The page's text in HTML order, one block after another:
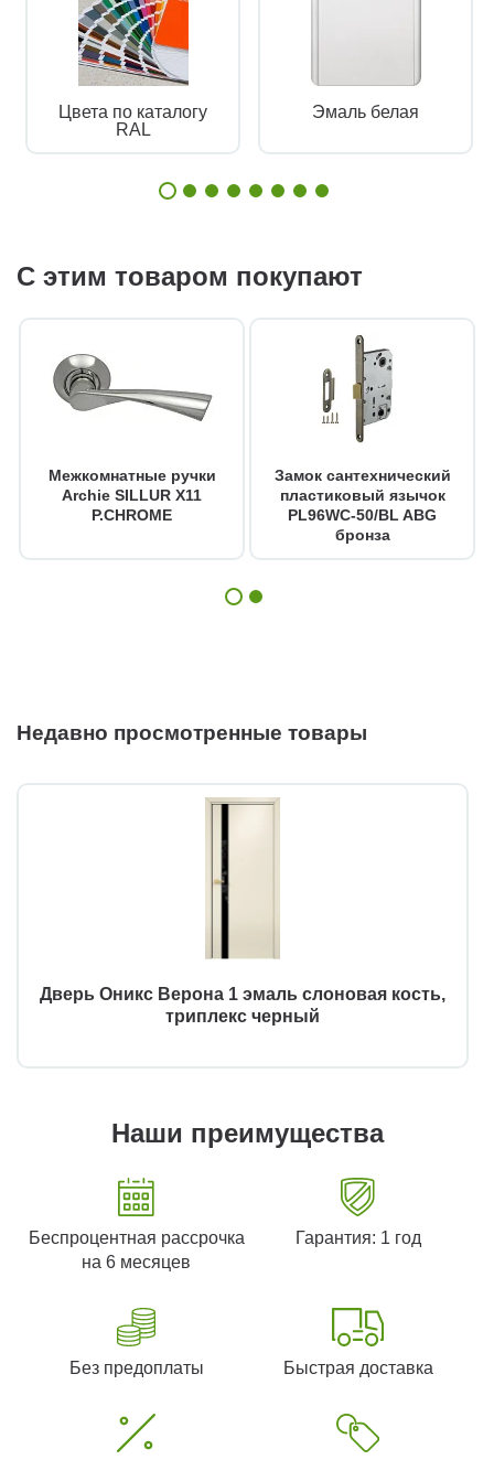
Цвета по каталогу
RAL
Эмаль белая
С этим товаром покупают
Межкомнатные ручки
Archie SILLUR X11
P.CHROME
Замок сантехнический
пластиковый язычок
PL96WC-50/BL ABG
бронза
Недавно просмотренные товары
Дверь Оникс Верона 1 эмаль слоновая кость,
триплекс черный
Наши преимущества
Беспроцентная рассрочка
на 6 месяцев
Гарантия: 1 год
Без предоплаты Быстрая доставка